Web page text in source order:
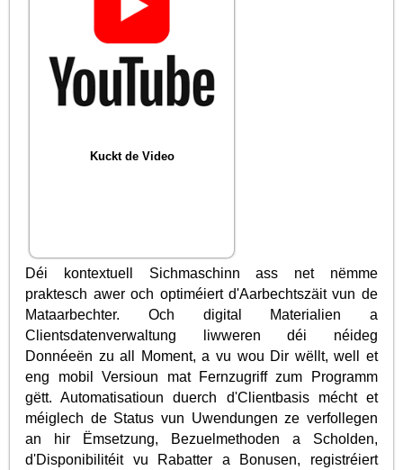
Kuckt de Video
Déi kontextuell Sichmaschinn ass net nëmme
praktesch awer och optiméiert d'Aarbechtszäit vun de
Mataarbechter. Och digital Materialien a
Clientsdatenverwaltung liwweren déi néideg
Donnéeën zu all Moment, a vu wou Dir wëllt, well et
eng mobil Versioun mat Fernzugriff zum Programm
gëtt. Automatisatioun duerch d'Clientbasis mécht et
méiglech de Status vun Uwendungen ze verfollegen
an hir Ëmsetzung, Bezuelmethoden a Scholden,
d'Disponibilitéit vu Rabatter a Bonusen, registréiert